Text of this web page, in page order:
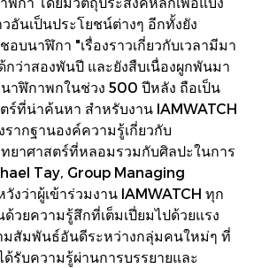
อันเป็นประโยชน์ต่างๆ อีกทั้งยัง
บนาฬิกา "เรื่องราวเกี่ยวกับเวลามีมา
กว่าสองพันปี และยังสืบเนื่องผูกพันมา
าฬิกาพกในช่วง 500 ปีหลัง ถือเป็น
ร์ที่น่าค้นหา สำหรับงาน IAMWATCH
ากฐานองค์ความรู้เกี่ยวกับ
ยาศาสตร์ที่หลอมรวมกับศิลปะในการ
Tay, Group Managing
งว่าผู้เข้าร่วมงาน IAMWATCH ทุก
วยความรู้สึกที่เต็มเปี่ยมไปด้วยแรง
มสัมพันธ์อันดีระหว่างกลุ่มคนใหม่ๆ ที่
ด้รับความรู้ผ่านการบรรยายและ